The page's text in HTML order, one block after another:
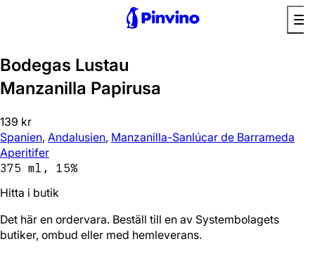
Bodegas Lustau
Manzanilla Papirusa
139 kr
Spanien, Andalusien, Manzanilla-Sanlúcar de Barrameda
Aperitifer
375 ml, 15%
Hitta i butik
Det här en ordervara. Beställ till en av Systembolagets
butiker, ombud eller med hemleverans.